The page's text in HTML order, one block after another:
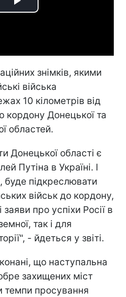
Play
знімків, якими
війська
10 кілометрів від
кордону Донецької та
областей.
Донецької області є
Путіна в Україні. І
буде підкреслювати
військ до кордону,
про успіхи Росії в
так і для
- йдеться у звіті.
що наступальна
захищених міст
темпи просування